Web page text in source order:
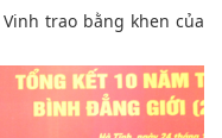
trao bằng khen của